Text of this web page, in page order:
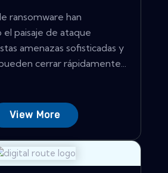
ransomware han
paisaje de ataque
amenazas sofisticadas y
cerrar rápidamente...
View More